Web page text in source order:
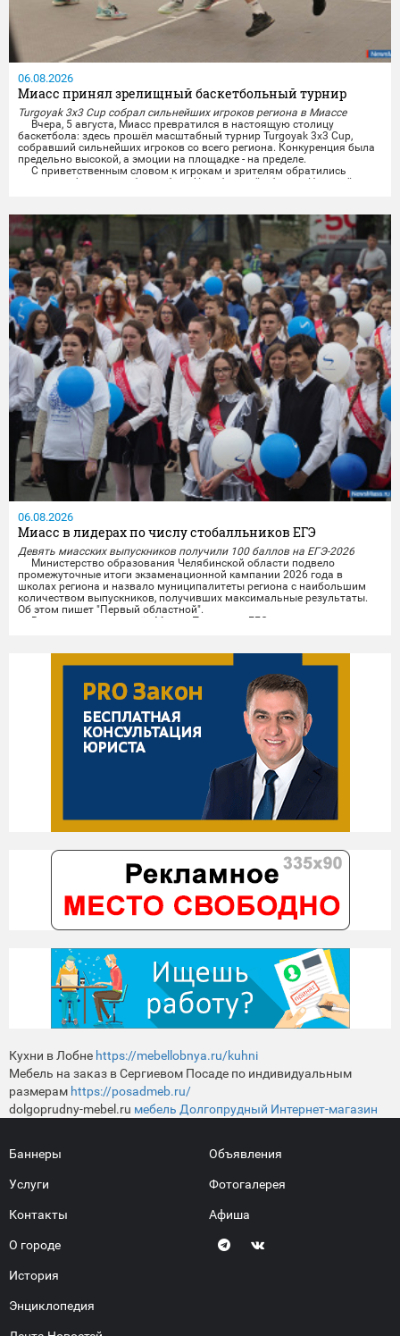
06.08.2026
Миасс принял зрелищный баскетбольный турнир
Turgoyak 3x3 Cup собрал сильнейших игроков региона в Миассе
Вчера, 5 августа, Миасс превратился в настоящую столицу
баскетбола: здесь прошёл масштабный турнир Turgoyak 3x3 Cup,
собравший сильнейших игроков со всего региона. Конкуренция была
предельно высокой, а эмоции на площадке - на пределе.
С приветственным словом к игрокам и зрителям обратились
президент федерации баскетбола Челябинской области Николай
06.08.2026
Миасс в лидерах по числу стобалльников ЕГЭ
Девять миасских выпускников получили 100 баллов на ЕГЭ-2026
Министерство образования Челябинской области подвело
промежуточные итоги экзаменационной кампании 2026 года в
школах региона и назвало муниципалитеты региона с наибольшим
количеством выпускников, получивших максимальные результаты.
Об этом пишет "Первый областной".
В число лидеров вошёл Миасс. По итогам ЕГЭ девять выпускников
Кухни в Лобне https://mebellobnya.ru/kuhni
Мебель на заказ в Сергиевом Посаде по индивидуальным
размерам https://posadmeb.ru/
dolgoprudny-mebel.ru мебель Долгопрудный Интернет-магазин
Баннеры
Услуги
Контакты
О городе
История
Энциклопедия
Объявления
Фотогалерея
Афиша